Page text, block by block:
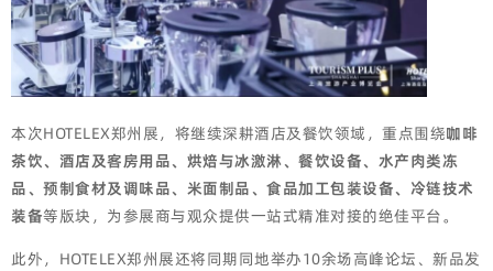
本次HOTELEX郑州展，将继续深耕酒店及餐饮领域，重点围绕咖啡
茶饮、酒店及客房用品、烘焙与冰激淋、餐饮设备、水产肉类冻
品、预制食材及调味品、米面制品、食品加工包装设备、冷链技术
装备等版块，为参展商与观众提供一站式精准对接的绝佳平台。
此外，HOTELEX郑州展还将同期同地举办10余场高峰论坛、新品发